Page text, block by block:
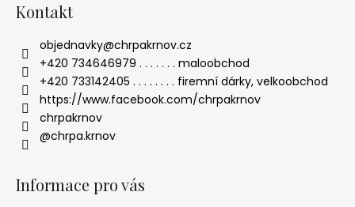
Kontakt
objednavky@chrpakrnov.cz
+420 734646979 . . . . . . . maloobchod
+420 733142405 . . . . . . . . firemní dárky, velkoobchod
https://www.facebook.com/chrpakrnov
chrpakrnov
@chrpa.krnov
Informace pro vás